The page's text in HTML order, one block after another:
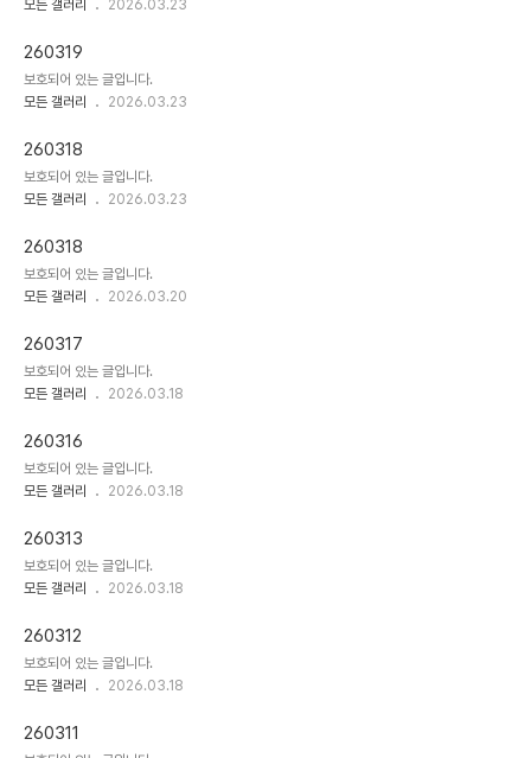
모든 갤러리
2026.03.23
260319
보호되어 있는 글입니다.
모든 갤러리
2026.03.23
260318
보호되어 있는 글입니다.
모든 갤러리
2026.03.23
260318
보호되어 있는 글입니다.
모든 갤러리
2026.03.20
260317
보호되어 있는 글입니다.
모든 갤러리
2026.03.18
260316
보호되어 있는 글입니다.
모든 갤러리
2026.03.18
260313
보호되어 있는 글입니다.
모든 갤러리
2026.03.18
260312
보호되어 있는 글입니다.
모든 갤러리
2026.03.18
260311